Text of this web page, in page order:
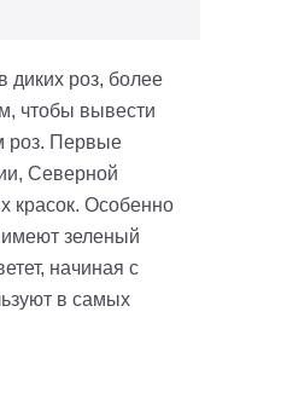
диких роз, более
чтобы вывести
роз. Первые
Северной
красок. Особенно
зеленый
начиная с
в самых